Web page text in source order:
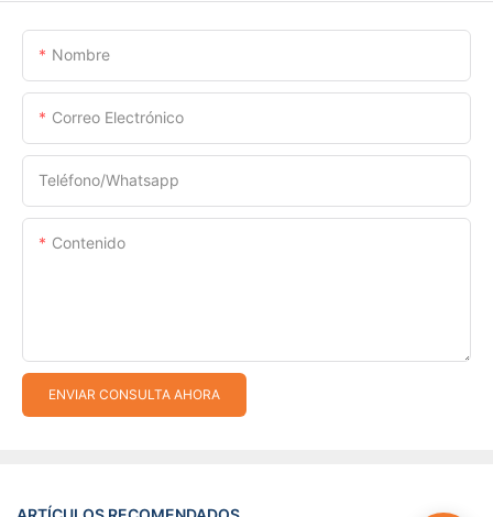
Nombre
Correo Electrónico
Teléfono/whatsapp
Contenido
ENVIAR CONSULTA AHORA